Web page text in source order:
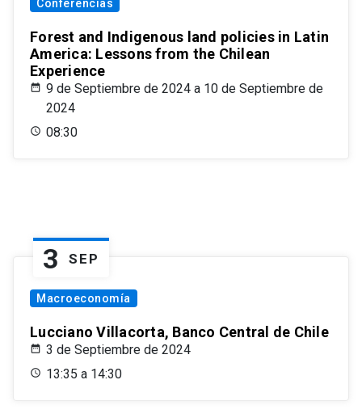
Conferencias
Forest and Indigenous land policies in Latin
America: Lessons from the Chilean
Experience
9 de Septiembre de 2024 a 10 de Septiembre de
2024
08:30
3 SEP
Macroeconomía
Lucciano Villacorta, Banco Central de Chile
3 de Septiembre de 2024
13:35 a 14:30